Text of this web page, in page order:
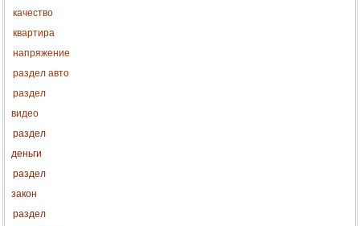
качество
квартира
напряжение
раздел авто
раздел
видео
раздел
деньги
раздел
закон
раздел